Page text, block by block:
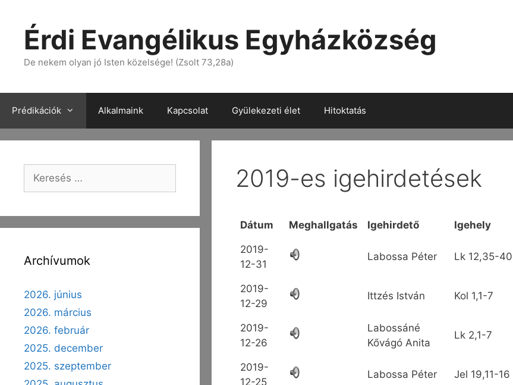
Érdi Evangélikus Egyházközség
De nekem olyan jó Isten közelsége! (Zsolt 73,28a)
Prédikációk Alkalmaink Kapcsolat Gyülekezeti élet Hitoktatás
2019-es igehirdetések
Dátum Meghallgatás Igehirdető Igehely
2019-
12-31
Labossa Péter Lk 12,35-40
2019-
12-29
Ittzés István Kol 1,1-7
2019-
12-26
Labossáné
Kővágó Anita
Lk 2,1-7
2019-
12-25
Labossa Péter Jel 19,11-16
Archívumok
2026. június
2026. március
2026. február
2025. december
2025. szeptember